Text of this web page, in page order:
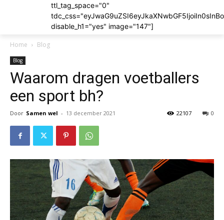
ttl_tag_space="0"
disable_h1="yes" image="147"]
Home Blog
Blog
Waarom dragen voetballers
een sport bh?
Door Samen wel - 13 december 2021 0
22107